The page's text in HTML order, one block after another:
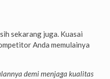
sekarang juga. Kuasai
Anda memulainya
demi menjaga kualitas